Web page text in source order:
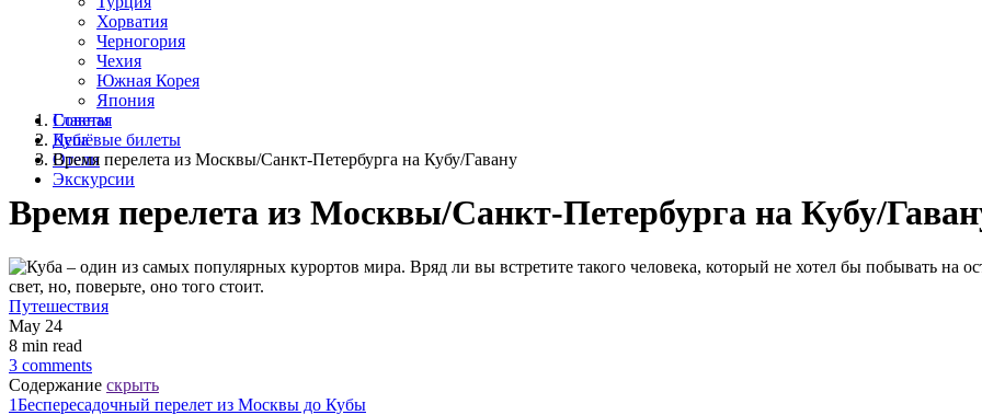
Хорватия
Черногория
Чехия
Южная Корея
Япония
Советы
Дешёвые билеты
Отели
Экскурсии
Главная
Куба
Время перелета из Москвы/Санкт-Петербурга на Кубу/Гавану
Время перелета из Москвы/Санкт-Петербурга на Кубу/
Путешествия
May 24
8 min read
3 comments
Содержание скрыть
1Беспересадочный перелет из Москвы до Кубы